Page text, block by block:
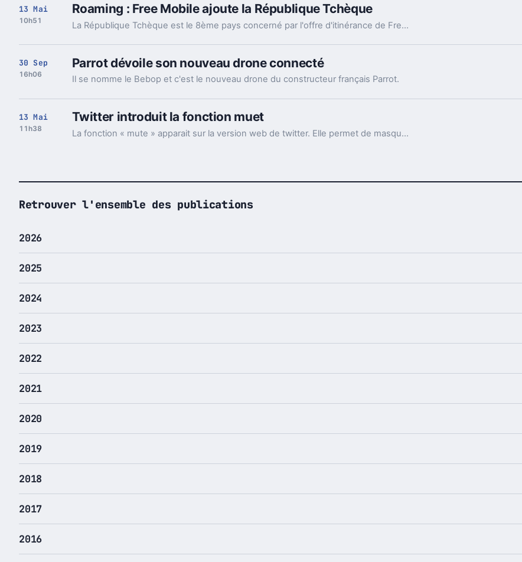
13 Mai
10h51
Roaming : Free Mobile ajoute la République Tchèque
La République Tchèque est le 8ème pays concerné par l'offre d'itinérance de Free Mobile dans son forfait à 19,99 euros par mois.
30 Sep
16h06
Parrot dévoile son nouveau drone connecté
Il se nomme le Bebop et c'est le nouveau drone du constructeur français Parrot.
13 Mai
11h38
Twitter introduit la fonction muet
La fonction « mute » apparait sur la version web de twitter. Elle permet de masquer des comptes un peu trop bavards.
Retrouver l'ensemble des publications
2026
2025
2024
2023
2022
2021
2020
2019
2018
2017
2016